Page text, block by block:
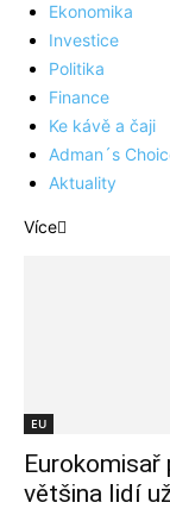
Ekonomika
Investice
Politika
Finance
Ke kávě a čaji
Adman´s
Aktuality
Více
EU
Eurokomisař
většina lidí